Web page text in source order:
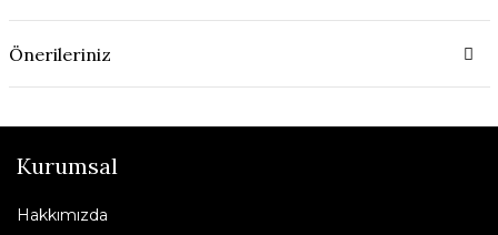
Önerileriniz
Kurumsal
Hakkımızda